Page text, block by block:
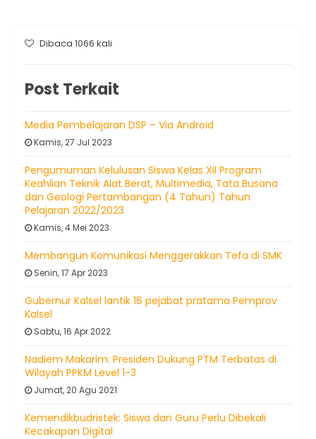
Dibaca 1066 kali
Post Terkait
Media Pembelajaran DSP – Via Android
Kamis, 27 Jul 2023
Pengumuman Kelulusan Siswa Kelas XII Program
Keahlian Teknik Alat Berat, Multimedia, Tata Busana
dan Geologi Pertambangan (4 Tahun) Tahun
Pelajaran 2022/2023
Kamis, 4 Mei 2023
Membangun Komunikasi Menggerakkan Tefa di SMK
Senin, 17 Apr 2023
Gubernur Kalsel lantik 16 pejabat pratama Pemprov
Kalsel
Sabtu, 16 Apr 2022
Nadiem Makarim: Presiden Dukung PTM Terbatas di
Wilayah PPKM Level 1-3
Jumat, 20 Agu 2021
Kemendikbudristek: Siswa dan Guru Perlu Dibekali
Kecakapan Digital